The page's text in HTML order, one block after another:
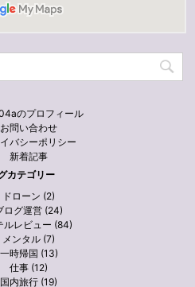
のプロフィール
お問い合わせ
バシーポリシー
新着記事
カテゴリー
ドローン (2)
ログ運営 (24)
ルレビュー (84)
メンタル (7)
一時帰国 (13)
仕事 (12)
国内旅行 (19)